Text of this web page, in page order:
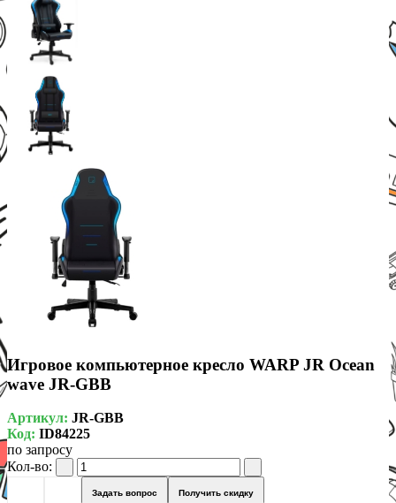
Игровое компьютерное кресло WARP JR Ocean
wave JR-GBB
Артикул: JR-GBB
Код: ID84225
по запросу
Кол-во:
Задать вопрос Получить скидку